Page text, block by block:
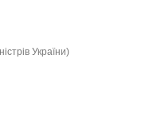
України)